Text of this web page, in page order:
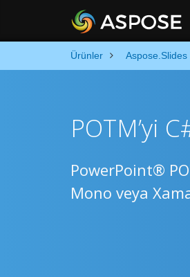
Ürünler Aspose.Slides
POTM’yi
PowerPoint®
Mono veya